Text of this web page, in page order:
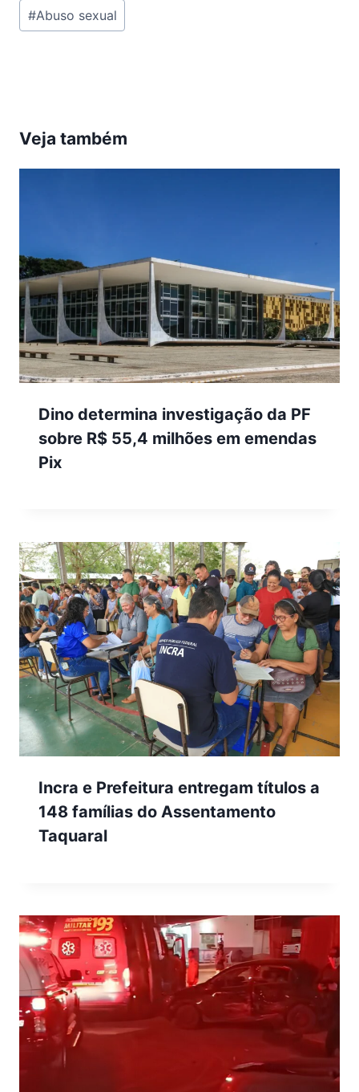
Tags
do
#Abuso sexual
Veja também
Dino determina investigação da PF
sobre R$ 55,4 milhões em emendas
Pix
Incra e Prefeitura entregam títulos a
148 famílias do Assentamento
Taquaral